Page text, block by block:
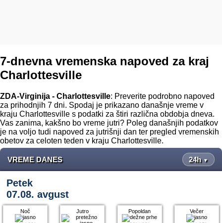
7-dnevna vremenska napoved za kraj
Charlottesville
ZDA-Virginija - Charlottesville: Preverite podrobno napoved
za prihodnjih 7 dni. Spodaj je prikazano današnje vreme v
kraju Charlottesville s podatki za štiri različna obdobja dneva.
Vas zanima, kakšno bo vreme jutri? Poleg današnjih podatkov
je na voljo tudi napoved za jutrišnji dan ter pregled vremenskih
obetov za celoten teden v kraju Charlottesville.
VREME DANES 24h ▼
Petek
07.08. avgust
Noč Jutro Popoldan Večer